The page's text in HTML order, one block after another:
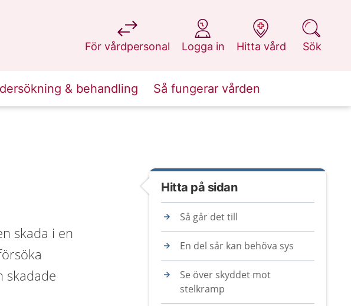
För vårdpersonal
på 1177.se
Logga in
på 1177.se
Hitta vård
på 1177.se
Sök
på 1177.se
& behandling Så fungerar vården
skada i en
skadade
Hitta på sidan
Så går det till
En del sår kan behöva sys
Se över skyddet mot
stelkramp